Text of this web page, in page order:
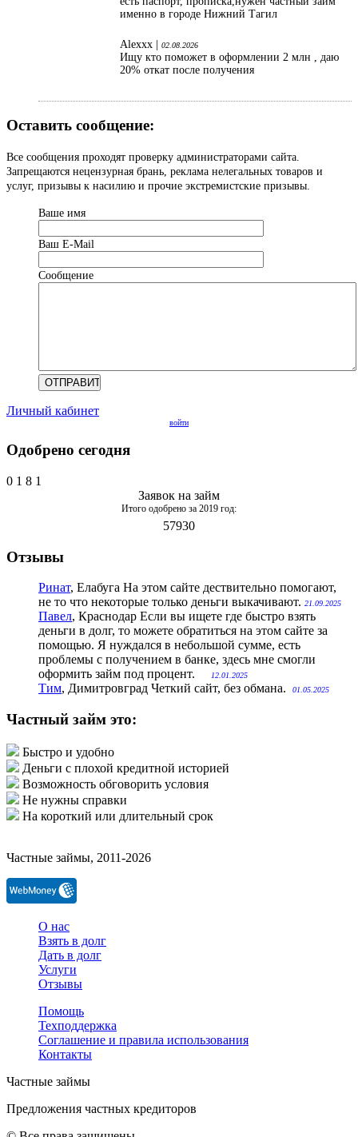
именно в городе Нижний Тагил
Alexxx | 02.08.2026
Ищу кто поможет в оформлении 2 млн , даю
20% откат после получения
Оставить сообщение:
Все сообщения проходят проверку администраторами сайта.
Запрещаются нецензурная брань, реклама нелегальных товаров и
услуг, призывы к насилию и прочие экстремистские призывы.
Ваше имя
Ваш Е-Mail
Сообщение
Личный кабинет
войти
Одобрено сегодня
0 1 8 1
Заявок на займ
Итого одобрено за 2019 год:
57930
Отзывы
Ринат, Елабуга На этом сайте дествительно помогают,
не то что некоторые только деньги выкачивают. 21.09.2025
Павел, Краснодар Если вы ищете где быстро взять
деньги в долг, то можете обратиться на этом сайте за
помощью. Я нуждался в небольшой сумме, есть
проблемы с получением в банке, здесь мне смогли
оформить займ под процент.
12.01.2025
Тим, Димитровград Четкий сайт, без обмана. 01.05.2025
Частный займ это:
Быстро и удобно
Деньги с плохой кредитной историей
Возможность обговорить условия
Не нужны справки
На короткий или длительный срок
Частные займы, 2011-2026
О нас
Взять в долг
Дать в долг
Услуги
Отзывы
Помощь
Техподдержка
Соглашение и правила использования
Контакты
Частные займы
Предложения частных кредиторов